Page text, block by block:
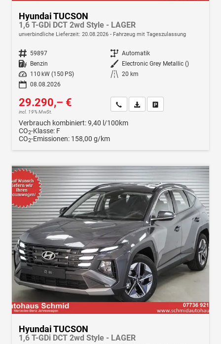
Hyundai TUCSON
1,6 T-GDi DCT 2wd Style - LAGER
unverbindliche Lieferzeit: 20.08.2026 Fahrzeug mit Tageszulassung
Fahrzeugnr. 59897 Getriebe Automatik
Kraftstoff Benzin Außenfarbe Electronic Grey Metallic ()
Leistung
110 kW (150 PS) Kilometerstand 20 km
08.08.2026
29.290,– €
incl. 19% MwSt.
Wir rufen Sie anFahrzeugexposé (PDF)
Verbrauch kombiniert:9,40 l/100km
CO2-Klasse: F
CO2-Emissionen: 158,00 g/km
Hyundai TUCSON
1,6 T-GDi DCT 2wd Style - LAGER